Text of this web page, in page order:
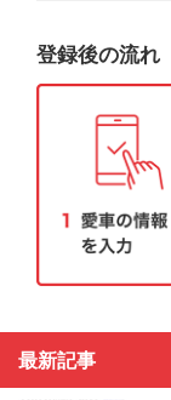
登録後の流れ
最新記事